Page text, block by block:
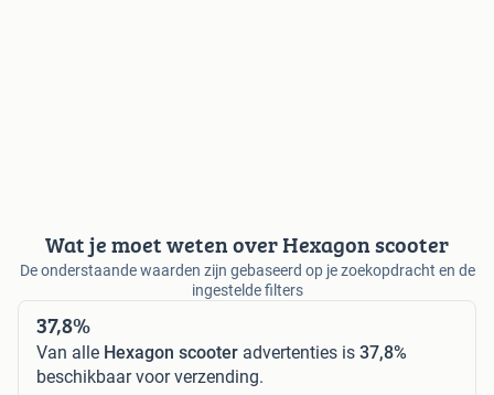
Wat je moet weten over Hexagon scooter
De onderstaande waarden zijn gebaseerd op je zoekopdracht en de
ingestelde filters
37,8%
Van alle Hexagon scooter advertenties is 37,8%
beschikbaar voor verzending.